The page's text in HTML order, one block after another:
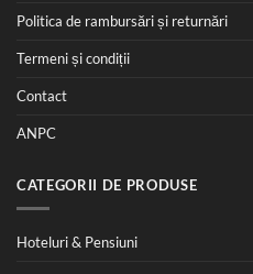
Politica de rambursări și returnări
Termeni și condiții
Contact
ANPC
CATEGORII DE PRODUSE
Hoteluri & Pensiuni